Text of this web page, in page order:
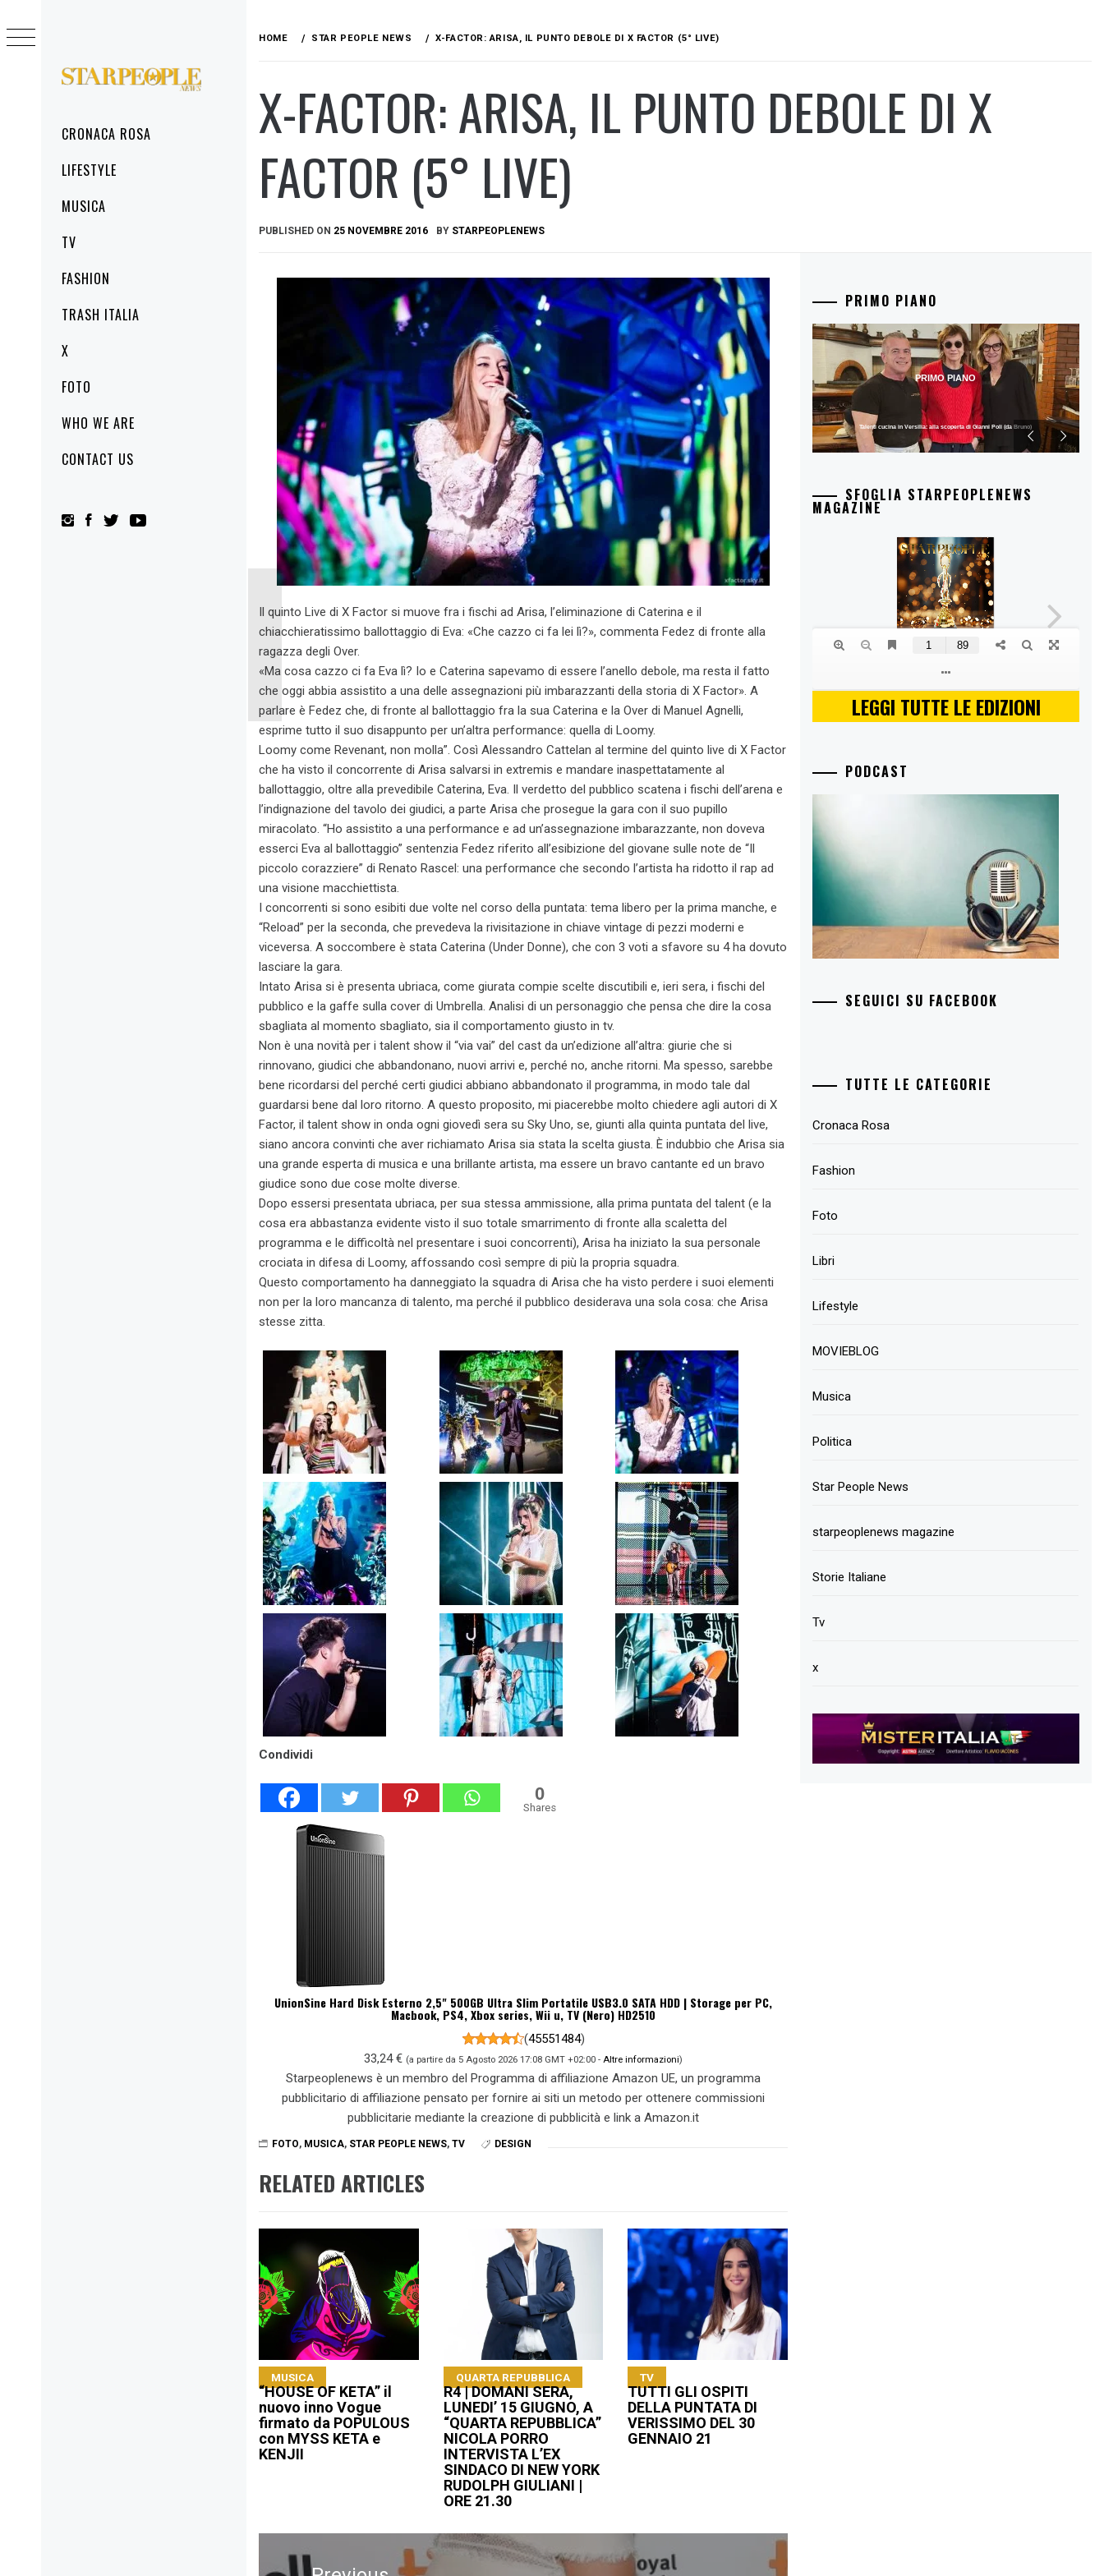
STARPEOPLENEWS
MenuCRONACA ROSA
LIFESTYLE
MUSICA
TV
FASHION
TRASH ITALIA
X
FOTO
WHO WE ARE
CONTACT US
to
content
HOME STAR PEOPLE NEWS X-FACTOR: ARISA, IL PUNTO DEBOLE DI X FACTOR (5° LIVE)
X-FACTOR: ARISA, IL PUNTO DEBOLE DI X
FACTOR (5° LIVE)
PUBLISHED ON 25 NOVEMBRE 2016 BY STARPEOPLENEWS
Il quinto Live di X Factor si muove fra i fischi ad Arisa, l’eliminazione di Caterina e il
chiacchieratissimo ballottaggio di Eva: «Che cazzo ci fa lei lì?», commenta Fedez di fronte alla
ragazza degli Over.
«Ma cosa cazzo ci fa Eva lì? Io e Caterina sapevamo di essere l’anello debole, ma resta il fatto
che oggi abbia assistito a una delle assegnazioni più imbarazzanti della storia di X Factor». A
parlare è Fedez che, di fronte al ballottaggio fra la sua Caterina e la Over di Manuel Agnelli,
esprime tutto il suo disappunto per un’altra performance: quella di Loomy.
Loomy come Revenant, non molla”. Così Alessandro Cattelan al termine del quinto live di X Factor
che ha visto il concorrente di Arisa salvarsi in extremis e mandare inaspettatamente al
ballottaggio, oltre alla prevedibile Caterina, Eva. Il verdetto del pubblico scatena i fischi dell’arena e
l’indignazione del tavolo dei giudici, a parte Arisa che prosegue la gara con il suo pupillo
miracolato. “Ho assistito a una performance e ad un’assegnazione imbarazzante, non doveva
esserci Eva al ballottaggio” sentenzia Fedez riferito all’esibizione del giovane sulle note de “Il
piccolo corazziere” di Renato Rascel: una performance che secondo l’artista ha ridotto il rap ad
una visione macchiettista.
I concorrenti si sono esibiti due volte nel corso della puntata: tema libero per la prima manche, e
“Reload” per la seconda, che prevedeva la rivisitazione in chiave vintage di pezzi moderni e
viceversa. A soccombere è stata Caterina (Under Donne), che con 3 voti a sfavore su 4 ha dovuto
lasciare la gara.
Intato Arisa si è presenta ubriaca, come giurata compie scelte discutibili e, ieri sera, i fischi del
pubblico e la gaffe sulla cover di Umbrella. Analisi di un personaggio che pensa che dire la cosa
sbagliata al momento sbagliato, sia il comportamento giusto in tv.
Non è una novità per i talent show il “via vai” del cast da un’edizione all’altra: giurie che si
rinnovano, giudici che abbandonano, nuovi arrivi e, perché no, anche ritorni. Ma spesso, sarebbe
bene ricordarsi del perché certi giudici abbiano abbandonato il programma, in modo tale dal
guardarsi bene dal loro ritorno. A questo proposito, mi piacerebbe molto chiedere agli autori di X
Factor, il talent show in onda ogni giovedì sera su Sky Uno, se, giunti alla quinta puntata del live,
siano ancora convinti che aver richiamato Arisa sia stata la scelta giusta. È indubbio che Arisa sia
una grande esperta di musica e una brillante artista, ma essere un bravo cantante ed un bravo
giudice sono due cose molte diverse.
Dopo essersi presentata ubriaca, per sua stessa ammissione, alla prima puntata del talent (e la
cosa era abbastanza evidente visto il suo totale smarrimento di fronte alla scaletta del
programma e le difficoltà nel presentare i suoi concorrenti), Arisa ha iniziato la sua personale
crociata in difesa di Loomy, affossando così sempre di più la propria squadra.
Questo comportamento ha danneggiato la squadra di Arisa che ha visto perdere i suoi elementi
non per la loro mancanza di talento, ma perché il pubblico desiderava una sola cosa: che Arisa
stesse zitta.
Condividi
0
Shares
UnionSine Hard Disk Esterno 2,5" 500GB Ultra Slim Portatile USB3.0 SATA HDD | Storage per PC,
Macbook, PS4, Xbox series, Wii u, TV (Nero) HD2510
(45551484)
33,24 € (a partire da 5 Agosto 2026 17:08 GMT +02:00 - Altre informazioni)
Starpeoplenews è un membro del Programma di affiliazione Amazon UE, un programma
pubblicitario di affiliazione pensato per fornire ai siti un metodo per ottenere commissioni
pubblicitarie mediante la creazione di pubblicità e link a Amazon.it
FOTO, MUSICA, STAR PEOPLE NEWS, TV DESIGN
RELATED ARTICLES
MUSICA
“HOUSE OF KETA” il
nuovo inno Vogue
firmato da POPULOUS
con MYSS KETA e
KENJII
QUARTA REPUBBLICA
R4 | DOMANI SERA,
LUNEDI’ 15 GIUGNO, A
“QUARTA REPUBBLICA”
NICOLA PORRO
INTERVISTA L’EX
SINDACO DI NEW YORK
RUDOLPH GIULIANI |
ORE 21.30
TV
TUTTI GLI OSPITI
DELLA PUNTATA DI
VERISSIMO DEL 30
GENNAIO 21
Navigazione
articoli
PRIMO PIANO
Talenti cucina in Versilia: alla scoperta di Gianni Poli (da Bruno)
PRIMO PIANO
SFOGLIA STARPEOPLENEWS
MAGAZINE
LEGGI TUTTE LE EDIZIONI
PODCAST
SEGUICI SU FACEBOOK
TUTTE LE CATEGORIE
Cronaca Rosa
Fashion
Foto
Libri
Lifestyle
MOVIEBLOG
Musica
Politica
Star People News
starpeoplenews magazine
Storie Italiane
Tv
x